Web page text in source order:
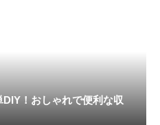
！おしゃれで便利な収